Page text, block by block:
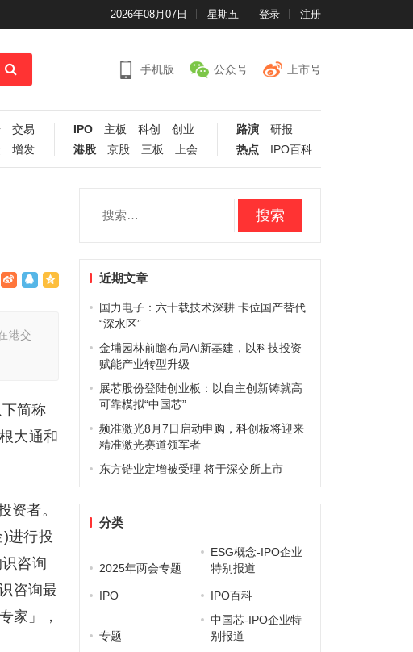
2026年08月07日 星期五 登录 注册
手机版 公众号 上市号
交易
增发
IPO 主板 科创
创业
港股
京股 三板 上会
路演
研报
热点
IPO百科
港交
简称
大通和
资者。
进行投
咨询
咨询最
家」，
近期文章
国力电子：六十载技术深耕 卡位国产替代
“深水区”
金埔园林前瞻布局AI新基建，以科技投资
赋能产业转型升级
展芯股份登陆创业板：以自主创新铸就高
可靠模拟“中国芯”
频准激光8月7日启动申购，科创板将迎来
精准激光赛道领军者
东方锆业定增被受理 将于深交所上市
分类
2025年两会专题
ESG概念-IPO企业
特别报道
IPO IPO百科
专题
中国芯-IPO企业特
别报道